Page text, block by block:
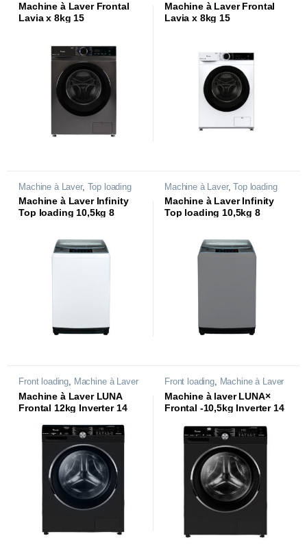
Machine à Laver Frontal
Lavia x 8kg 15
Machine à Laver Frontal
Lavia x 8kg 15
Machine à Laver, Top loading
Machine à Laver Infinity
Top loading 10,5kg 8
Machine à Laver,Top loading
Machine à Laver Infinity
Top loading 10,5kg 8
Front loading, Machine à Laver
Machine à Laver LUNA
Frontal 12kg Inverter 14
DB451CL1T |
Front loading, Machine à Laver
Machine à laver LUNA×
Frontal -10,5kg Inverter 14
XLB441L1T |